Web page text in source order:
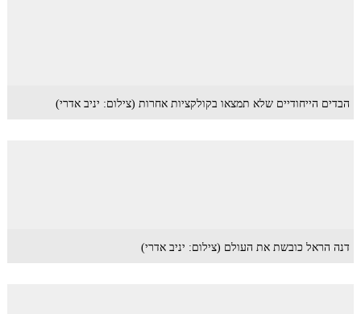
הבדים הייחודיים שלא תמצאו בקולקציות אחרות (צילום: יניב אדרי)
דנה הראל כובשת את העולם (צילום: יניב אדרי)